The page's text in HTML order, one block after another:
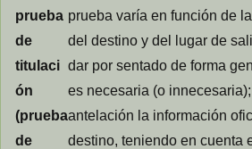
prueba
de
titulaci
ón
(prueba
de
prueba varía en función de
del destino y del lugar de
dar por sentado de forma
es necesaria (o
antelación la información
destino, teniendo en cuenta